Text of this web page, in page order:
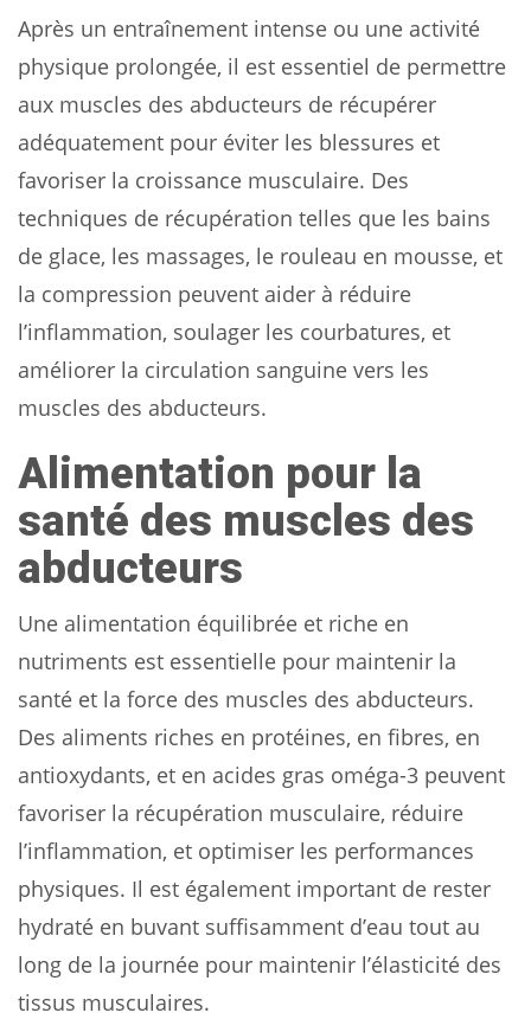
Après un entraînement intense ou une activité
physique prolongée, il est essentiel de permettre
aux muscles des abducteurs de récupérer
adéquatement pour éviter les blessures et
favoriser la croissance musculaire. Des
techniques de récupération telles que les bains
de glace, les massages, le rouleau en mousse, et
la compression peuvent aider à réduire
l’inflammation, soulager les courbatures, et
améliorer la circulation sanguine vers les
muscles des abducteurs.
Alimentation pour la
santé des muscles des
abducteurs
Une alimentation équilibrée et riche en
nutriments est essentielle pour maintenir la
santé et la force des muscles des abducteurs.
Des aliments riches en protéines, en fibres, en
antioxydants, et en acides gras oméga-3 peuvent
favoriser la récupération musculaire, réduire
l’inflammation, et optimiser les performances
physiques. Il est également important de rester
hydraté en buvant suffisamment d’eau tout au
long de la journée pour maintenir l’élasticité des
tissus musculaires.